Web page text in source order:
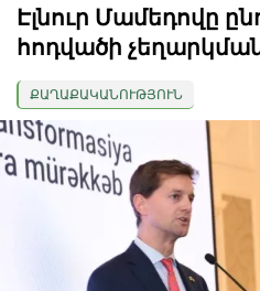
Էլնուր Մամեդովը
հոդվածի
ՔԱՂԱՔԱԿԱՆՈՒԹՅՈՒՆ